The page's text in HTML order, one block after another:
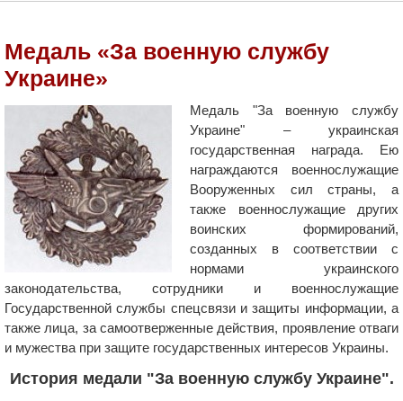
Медаль «За военную службу
Украине»
Медаль "За военную службу
Украине" – украинская
государственная награда. Ею
награждаются военнослужащие
Вооруженных сил страны, а
также военнослужащие других
воинских формирований,
созданных в соответствии с
нормами украинского
законодательства, сотрудники и военнослужащие
Государственной службы спецсвязи и защиты информации, а
также лица, за самоотверженные действия, проявление отваги
и мужества при защите государственных интересов Украины.
История медали "За военную службу Украине".